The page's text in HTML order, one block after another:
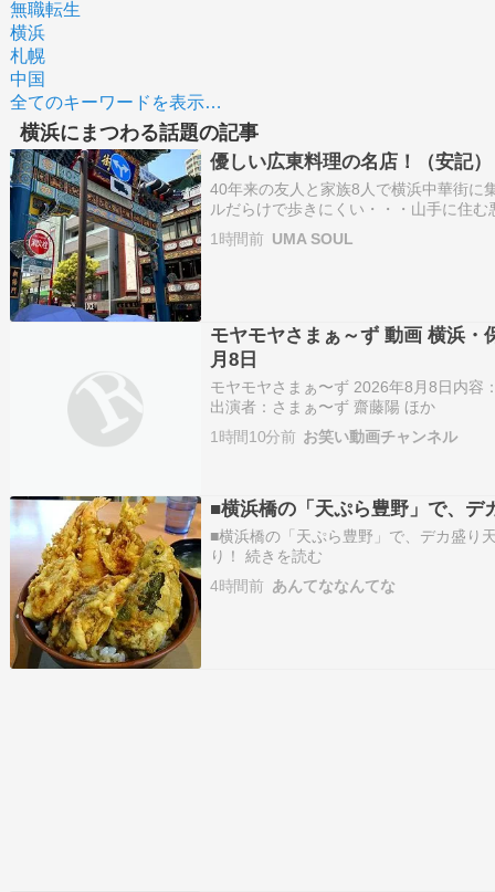
無職転生
横浜
札幌
中国
全てのキーワードを表示…
横浜にまつわる話題の記事
優しい広東料理の名店！（安記）
40年来の友人と家族8人で横浜中華街に
ルだらけで歩きにくい・・・山手に住
（アンキ）創業して94年の歴史を誇る
お座敷を予約してくれました・・・予
1時間前 UMA SOUL
モヤモヤさまぁ～ず 動画 横浜・
月8日
モヤモヤさまぁ〜ず 2026年8月8日内容
出演者：さまぁ〜ず 齋藤陽 ほか
1時間10分前 お笑い動画チャンネル
■横浜橋の「天ぷら豊野」で、デ
■横浜橋の「天ぷら豊野」で、デカ盛り
り！ 続きを読む
4時間前 あんてななんてな